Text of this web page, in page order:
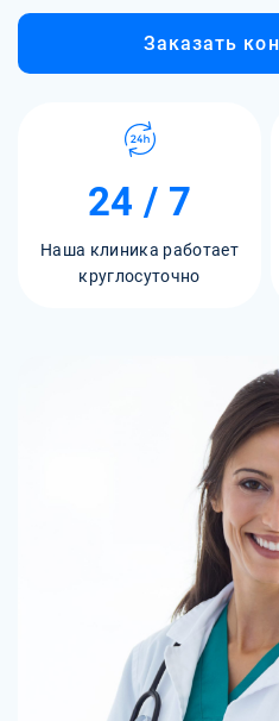
Заказать
24 / 7
Наша клиника работает
круглосуточно